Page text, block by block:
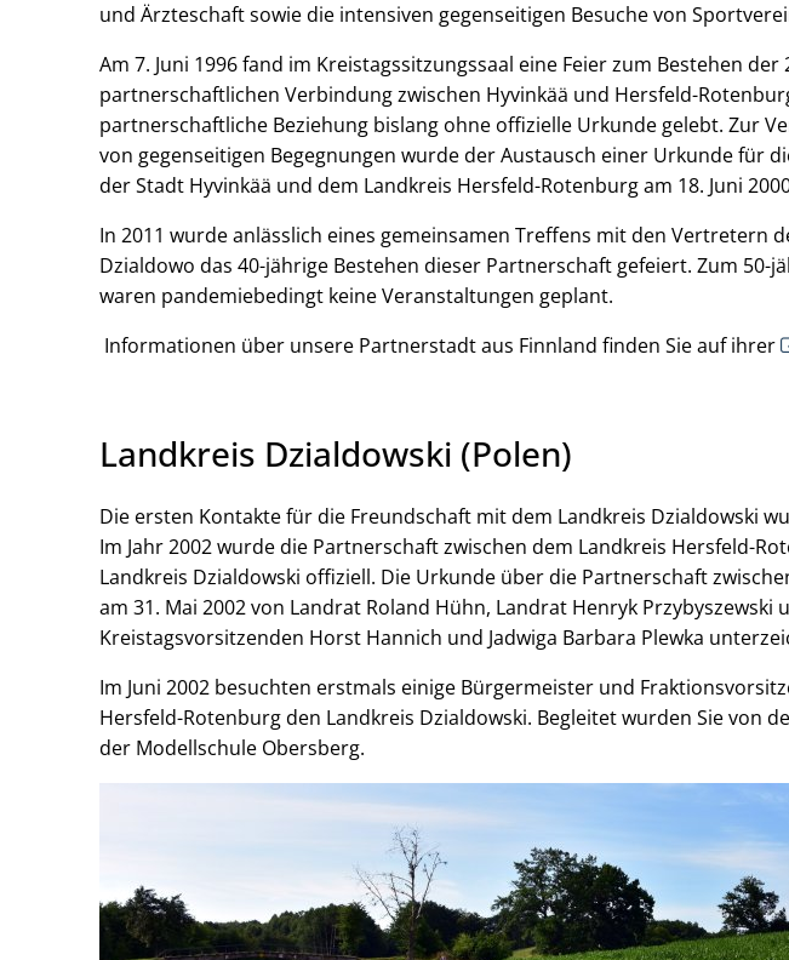
und Ärzteschaft sowie die intensiven gegenseitigen Besuche von
Am 7. Juni 1996 fand im Kreistagssitzungssaal eine Feier zum Bestehen der
partnerschaftlichen Verbindung zwischen Hyvinkää und Hersfeld-
partnerschaftliche Beziehung bislang ohne offizielle Urkunde gelebt. Zur
von gegenseitigen Begegnungen wurde der Austausch einer Urkunde für
der Stadt Hyvinkää und dem Landkreis Hersfeld-Rotenburg am 18. Juni
In 2011 wurde anlässlich eines gemeinsamen Treffens mit den Vertretern
Dzialdowo das 40-jährige Bestehen dieser Partnerschaft gefeiert. Zum 50-
waren pandemiebedingt keine Veranstaltungen geplant.
Informationen über unsere Partnerstadt aus Finnland finden Sie auf ihrer
Landkreis Dzialdowski (Polen)
Die ersten Kontakte für die Freundschaft mit dem Landkreis Dzialdowski
Im Jahr 2002 wurde die Partnerschaft zwischen dem Landkreis Hersfeld-
Landkreis Dzialdowski offiziell. Die Urkunde über die Partnerschaft
am 31. Mai 2002 von Landrat Roland Hühn, Landrat Henryk Przybyszewski
Kreistagsvorsitzenden Horst Hannich und Jadwiga Barbara Plewka
Im Juni 2002 besuchten erstmals einige Bürgermeister und
Hersfeld-Rotenburg den Landkreis Dzialdowski. Begleitet wurden Sie von
der Modellschule Obersberg.